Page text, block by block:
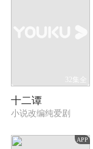
32集全
十二谭
小说改编纯爱剧
APP